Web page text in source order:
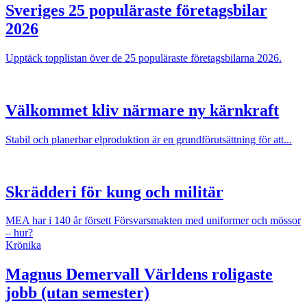
Sveriges 25 populäraste företagsbilar
2026
Upptäck topplistan över de 25 populäraste företagsbilarna 2026.
Välkommet kliv närmare ny kärnkraft
Stabil och planerbar elproduktion är en grundförutsättning för att...
Skrädderi för kung och militär
MEA har i 140 år försett Försvarsmakten med uniformer och mössor
– hur?
Krönika
Magnus Demervall Världens roligaste
jobb (utan semester)